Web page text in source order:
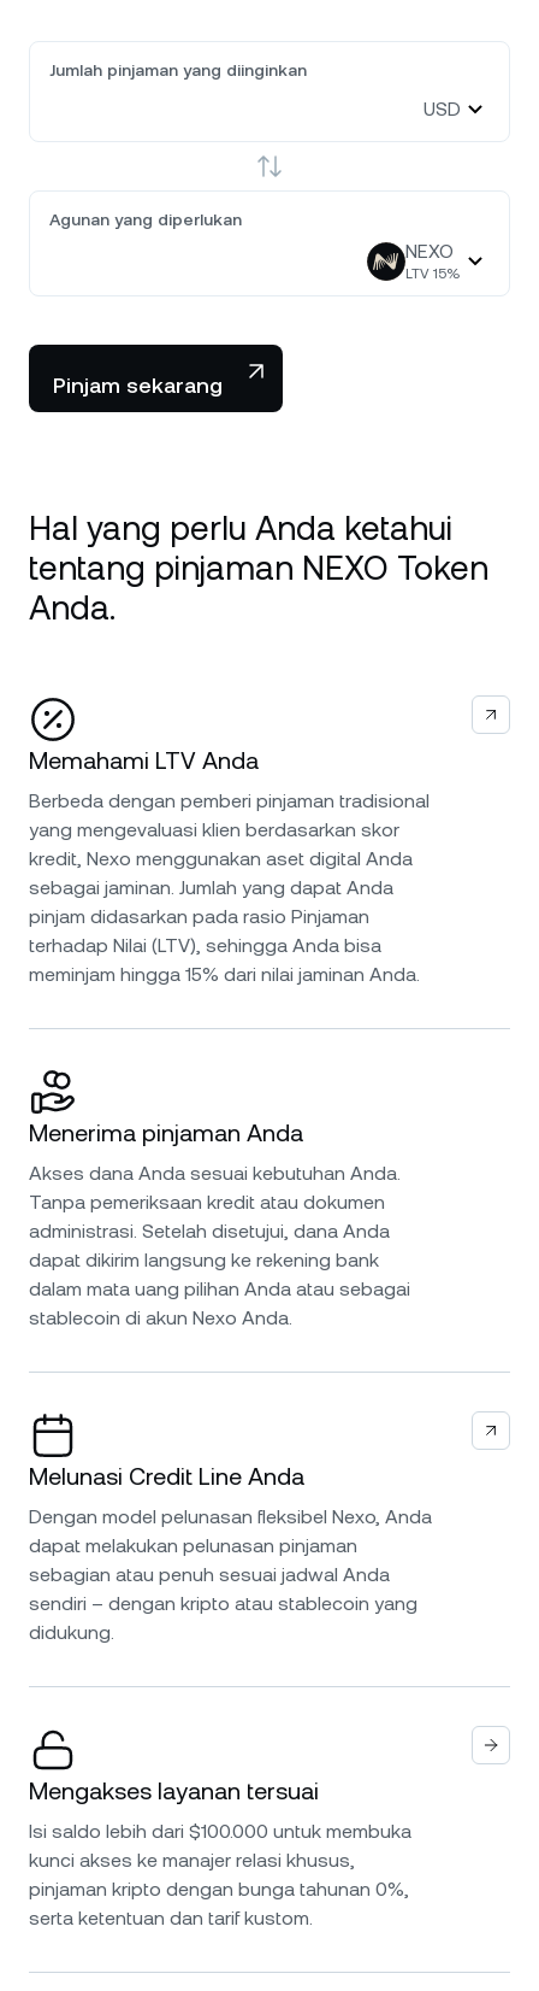
Jumlah pinjaman yang diinginkan
USD
Agunan yang diperlukan
NEXO
LTV 15%
Pinjam sekarang
Hal yang perlu Anda ketahui
tentang pinjaman NEXO Token
Anda.
Memahami LTV Anda
Berbeda dengan pemberi pinjaman tradisional
yang mengevaluasi klien berdasarkan skor
kredit, Nexo menggunakan aset digital Anda
sebagai jaminan. Jumlah yang dapat Anda
pinjam didasarkan pada rasio Pinjaman
terhadap Nilai (LTV), sehingga Anda bisa
meminjam hingga 15% dari nilai jaminan Anda.
Menerima pinjaman Anda
Akses dana Anda sesuai kebutuhan Anda.
Tanpa pemeriksaan kredit atau dokumen
administrasi. Setelah disetujui, dana Anda
dapat dikirim langsung ke rekening bank
dalam mata uang pilihan Anda atau sebagai
stablecoin di akun Nexo Anda.
Melunasi Credit Line Anda
Dengan model pelunasan fleksibel Nexo, Anda
dapat melakukan pelunasan pinjaman
sebagian atau penuh sesuai jadwal Anda
sendiri – dengan kripto atau stablecoin yang
didukung.
Mengakses layanan tersuai
Isi saldo lebih dari $100.000 untuk membuka
kunci akses ke manajer relasi khusus,
pinjaman kripto dengan bunga tahunan 0%,
serta ketentuan dan tarif kustom.